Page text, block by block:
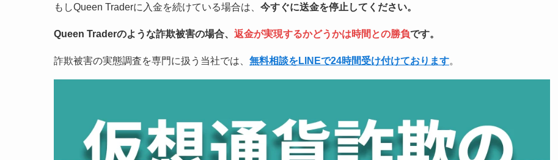
もしQueen Traderに入金を続けている場合は、 今すぐに送金を停止してください。
Queen Traderのような詐欺被害の場合、 返金が実現するかどうかは時間との勝負です。
詐欺被害の実態調査を専門に扱う当社では、 無料相談をLINEで24時間受け付けております。